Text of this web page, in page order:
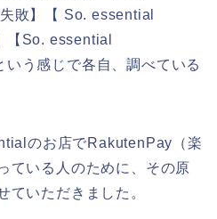
敗】【 So. essential
So. essential
う感じで各自、調べている
のお店でRakutenPay（楽
ている人のために、その原
ていただきました。